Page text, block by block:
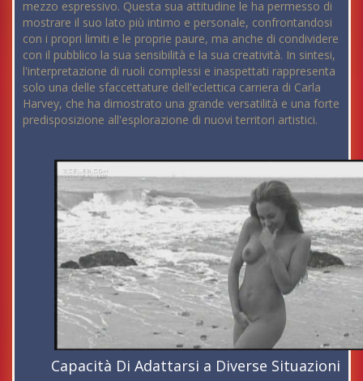
mezzo espressivo. Questa sua attitudine le ha permesso di
mostrare il suo lato più intimo e personale, confrontandosi
con i propri limiti e le proprie paure, ma anche di condividere
con il pubblico la sua sensibilità e la sua creatività. In sintesi,
l'interpretazione di ruoli complessi e inaspettati rappresenta
solo una delle sfaccettature dell'eclettica carriera di Carla
Harvey, che ha dimostrato una grande versatilità e una forte
predisposizione all'esplorazione di nuovi territori artistici.
Capacità Di Adattarsi a Diverse Situazioni